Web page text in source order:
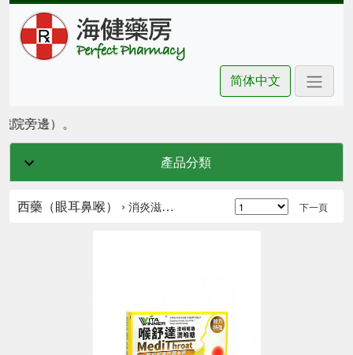
简体中文
旁邊）。
產品分類
西藥（眼耳鼻喉） › 消炎滋潤喉糖 下一頁